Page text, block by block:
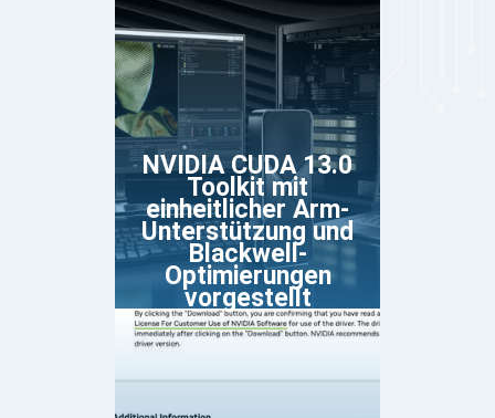
NVIDIA CUDA 13.0
Toolkit mit
einheitlicher Arm-
Unterstützung und
Blackwell-
Optimierungen
vorgestellt